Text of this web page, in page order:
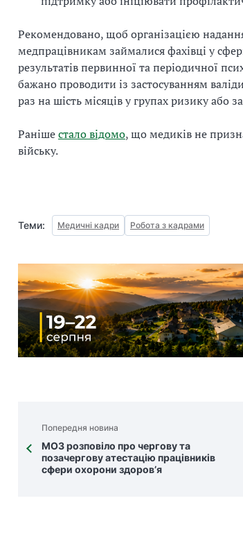
Рекомендовано, щоб організацією
медпрацівникам займалися фахівці у
результатів первинної та періодичної
бажано проводити із застосуванням
раз на шість місяців у групах ризику або
Ранішестало відомо, що медиків не
війську.
Теми: Медичні кадри Робота з кадрами
Попередня новина
МОЗ розповіло про чергову та
позачергову атестацію працівників
сфери охорони здоров’я